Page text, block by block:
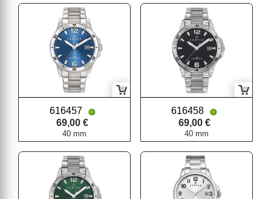
616457
69,00 €
40 mm
616458
69,00 €
40 mm